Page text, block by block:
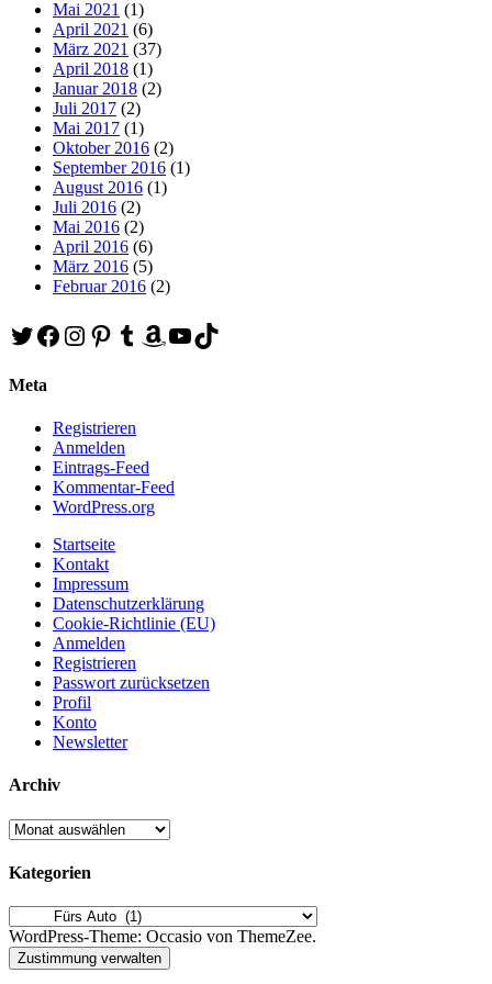
Mai 2021 (1)
April 2021 (6)
März 2021 (37)
April 2018 (1)
Januar 2018 (2)
Juli 2017 (2)
Mai 2017 (1)
Oktober 2016 (2)
September 2016 (1)
August 2016 (1)
Juli 2016 (2)
Mai 2016 (2)
April 2016 (6)
März 2016 (5)
Februar 2016 (2)
Twitter
Facebook
Instagram
Pinterest
Tumblr
Amazon
YouTube
TikTok
Meta
Registrieren
Anmelden
Eintrags-Feed
Kommentar-Feed
WordPress.org
Startseite
Kontakt
Impressum
Datenschutzerklärung
Cookie-Richtlinie (EU)
Anmelden
Registrieren
Passwort zurücksetzen
Profil
Konto
Newsletter
Archiv
Archiv
Kategorien
Kategorien
WordPress-Theme: Occasio von ThemeZee.
Zustimmung verwalten